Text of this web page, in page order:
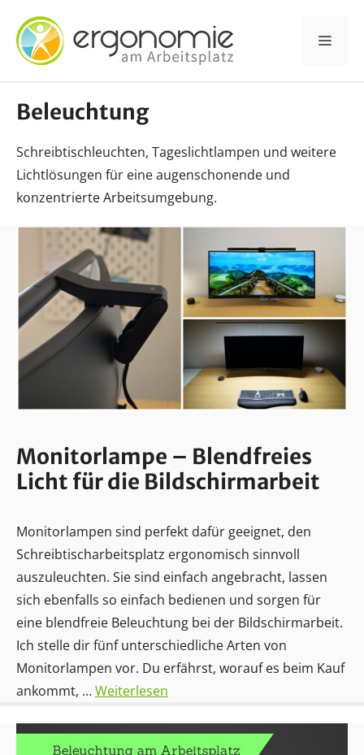
Inhalt
springen
Beleuchtung
Schreibtischleuchten, Tageslichtlampen und weitere
Lichtlösungen für eine augenschonende und
konzentrierte Arbeitsumgebung.
Monitorlampe – Blendfreies
Licht für die Bildschirmarbeit
Monitorlampen sind perfekt dafür geeignet, den
Schreibtischarbeitsplatz ergonomisch sinnvoll
auszuleuchten. Sie sind einfach angebracht, lassen
sich ebenfalls so einfach bedienen und sorgen für
eine blendfreie Beleuchtung bei der Bildschirmarbeit.
Ich stelle dir fünf unterschiedliche Arten von
Monitorlampen vor. Du erfährst, worauf es beim Kauf
ankommt, …Weiterlesen